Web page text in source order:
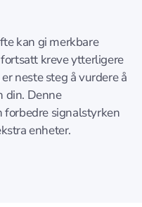
kan gi merkbare
kreve ytterligere
neste steg å vurdere å
din. Denne
forbedre signalstyrken
enheter.